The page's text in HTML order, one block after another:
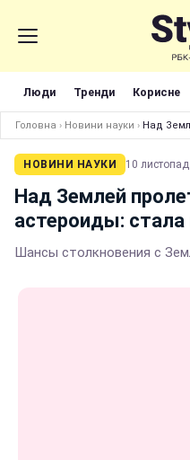
Люди Тренди Корисне
Головна › Новини науки › Над
НОВИНИ НАУКИ 10
Над Землей
астероиды: стала
Шансы столкновения с